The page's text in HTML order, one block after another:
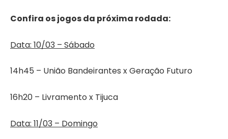
Confira os jogos da próxima rodada:
Data: 10/03 – Sábado
14h45 – União Bandeirantes x Geração Futuro
16h20 – Livramento x Tijuca
Data: 11/03 – Domingo